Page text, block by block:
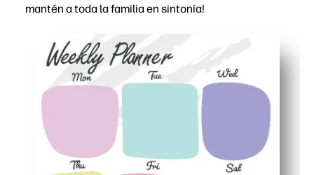
mantén a toda la familia en sintonía!
Comodidad de imprimir y usar: no es necesario
Las secciones diarias claras hacen que las
Flexible para padres, profesores y niños: úsala para
Fomenta las rutinas y la responsabilidad con espacio